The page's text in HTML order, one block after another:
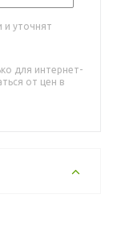
и уточнят
для интернет-
от цен в